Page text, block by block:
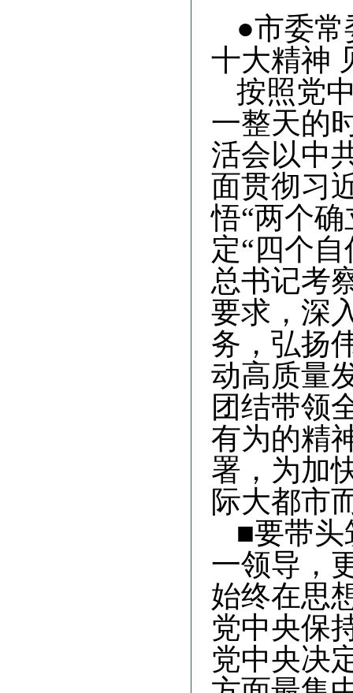
●市委常
十大精神
按照党
一整天的
活会以中
面贯彻习
悟“两个
定“四个
总书记考
要求，深
务，弘扬
动高质量
团结带领
有为的精
署，为加
际大都市
■要带头
一领导，
始终在思
党中央保
党中央决